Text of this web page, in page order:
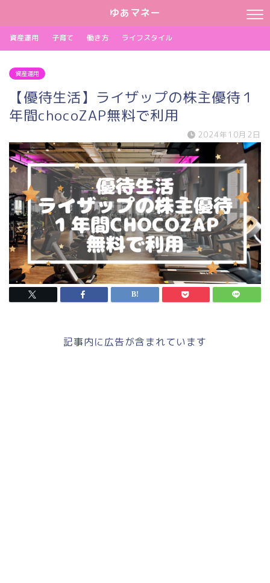
ゆあマネー
資産運用 子育て 働き方 ライフスタイル
資産運用
【優待生活】ライザップの株主優待１
年間chocoZAP無料で利用
2024年10月2日
記事内に広告が含まれています